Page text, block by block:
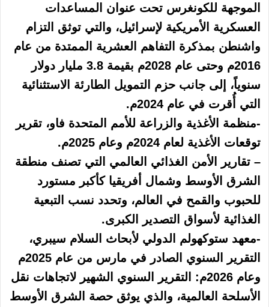
الموجهة للكونغرس تحت عنوان المساعدات
العسكرية الأمريكية لإسرائيل، والتي توثق التزام
واشنطن بمذكرة التفاهم العشرية الممتدة من عام
2016م وحتى عام 2028م بقيمة 3.8 مليار دولار
سنوياً، إلى جانب حزم التمويل الطارئة الاستثنائية
التي أُقرت في عام 2024م.
-منظمة الأغذية والزراعة للأمم المتحدة فاو، تقرير
توقعات الأغذية لعام 2024م وعام 2025م.
– تقارير الأمن الغذائي العالمي التي تصنف منطقة
الشرق الأوسط وشمال أفريقيا كأكبر مستورد
للحبوب والقمح في العالم، وتحدد نسب التبعية
الغذائية لأسواق التصدير الكبرى.
-معهد ستوكهولم الدولي لأبحاث السلام سيبري،
التقرير السنوي الصادر في مارس من عام 2025م
وعام 2026م: التقرير السنوي الشهير لاتجاهات نقل
الأسلحة العالمية، والذي يوثق حصة الشرق الأوسط